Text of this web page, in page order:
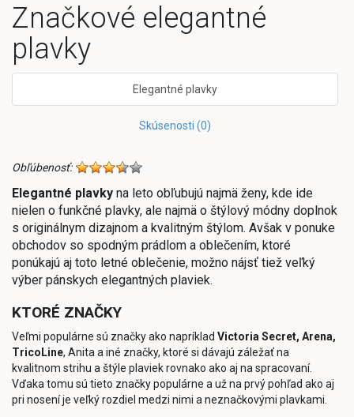
Značkové elegantné
plavky
Elegantné plavky
Skúsenosti (0)
Obľúbenosť:
Elegantné plavky na leto obľubujú najmä ženy, kde ide
nielen o funkčné plavky, ale najmä o štýlový módny doplnok
s originálnym dizajnom a kvalitným štýlom. Avšak v ponuke
obchodov so spodným prádlom a oblečením, ktoré
ponúkajú aj toto letné oblečenie, možno nájsť tiež veľký
výber pánskych elegantných plaviek.
KTORÉ ZNAČKY
Veľmi populárne sú značky ako napríklad Victoria Secret, Arena,
TricoLine, Anita a iné značky, ktoré si dávajú záležať na
kvalitnom strihu a štýle plaviek rovnako ako aj na spracovaní.
Vďaka tomu sú tieto značky populárne a už na prvý pohľad ako aj
pri nosení je veľký rozdiel medzi nimi a neznačkovými plavkami.